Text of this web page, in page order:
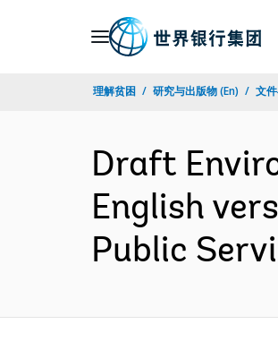
理解贫困 研究与出版物 (En) 文
Draft
English
Public